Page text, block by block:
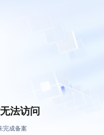
法访问
完成备案